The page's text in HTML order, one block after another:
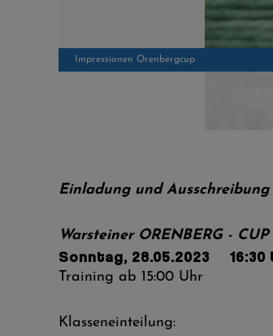
Einladung und Ausschreibung
Warsteiner ORENBERG- CUP
Sonntag, 28.05.2023 16:30
Training ab 15:00 Uhr
Klasseneinteilung: